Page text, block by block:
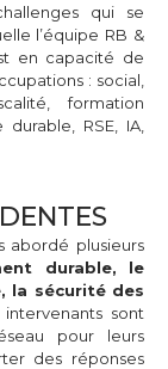
qui se
l’équipe RB &
en capacité de
: social,
formation
RSE, IA,
abordé plusieurs
durable, le
la sécurité des
sont
pour leurs
des réponses